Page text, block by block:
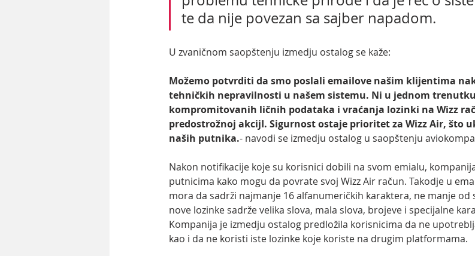
te da nije povezan sa sajber napadom.
U zvaničnom saopštenju izmedju ostalog se kaže:
Možemo potvrditi da smo poslali emailove našim klijentima
tehničkih nepravilnosti u našem sistemu. Ni u jednom
kompromitovanih ličnih podataka i vraćanja lozinki na Wizz
predostrožnoj akcijI. Sigurnost ostaje prioritet za Wizz Air, što
naših putnika.- navodi se izmedju ostalog u saopštenju
Nakon notifikacije koje su korisnici dobili na svom emialu,
putnicima kako mogu da povrate svoj Wizz Air račun. Takodje u
mora da sadrži najmanje 16 alfanumeričkih karaktera, ne manje od
nove lozinke sadrže velika slova, mala slova, brojeve i specijalne
Kompanija je izmedju ostalog predložila korisnicima da ne
kao i da ne koristi iste lozinke koje koriste na drugim platformama.